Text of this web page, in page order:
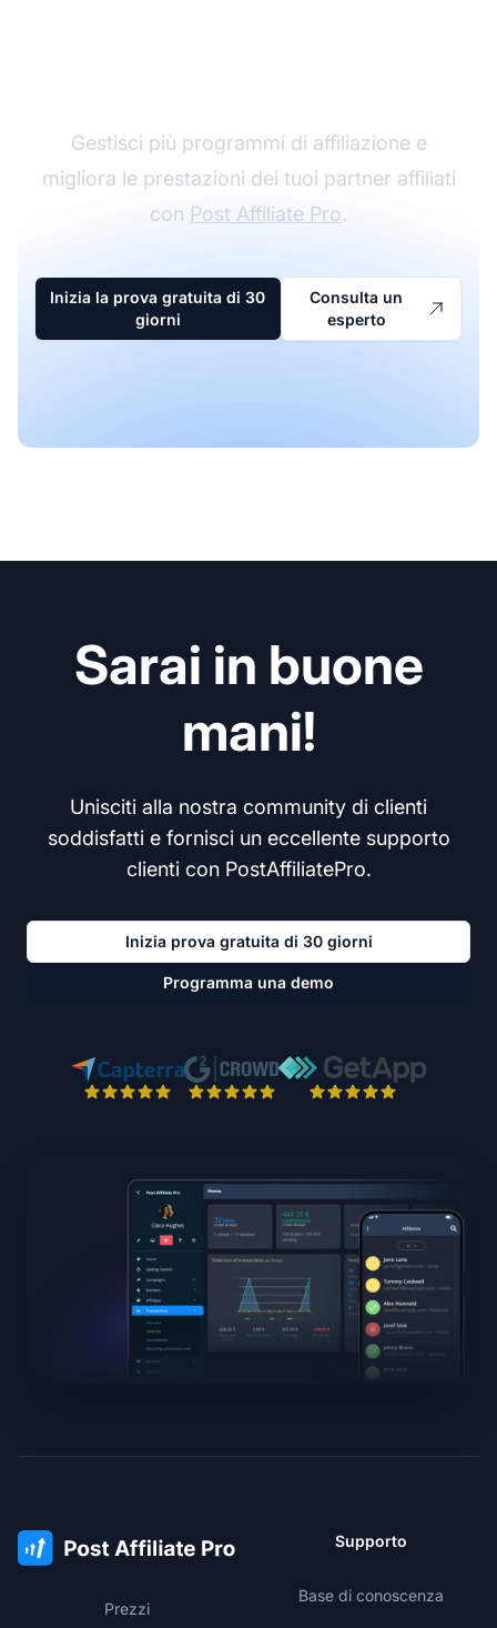
Gestisci più programmi di affiliazione e
migliora le prestazioni dei tuoi partner affiliati
con Post Affiliate Pro.
Inizia la prova gratuita di 30
giorni
Consulta un
esperto
Sarai in buone
mani!
Unisciti alla nostra community di clienti
soddisfatti e fornisci un eccellente supporto
clienti con PostAffiliatePro.
Inizia prova gratuita di 30 giorni
Programma una demo
Prezzi
Supporto
Base di conoscenza